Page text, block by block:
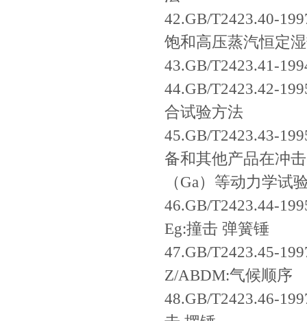
42.GB/T2423.40-
饱和高压蒸汽恒定
43.GB/T2423.41-
44.GB/T2423.42-
合试验方法
45.GB/T2423.43-
备和其他产品在冲
（Ga）等动力学试
46.GB/T2423.44-
Eg:撞击 弹簧锤
47.GB/T2423.45-
Z/ABDM:气候顺序
48.GB/T2423.46-